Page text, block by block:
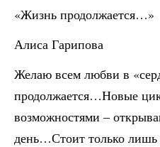
«Жизнь продолжается…»
Алиса Гарипова
Желаю всем любви в
продолжается…Новые
возможностями –
день…Стоит только лишь